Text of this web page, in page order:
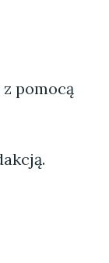
pomocą